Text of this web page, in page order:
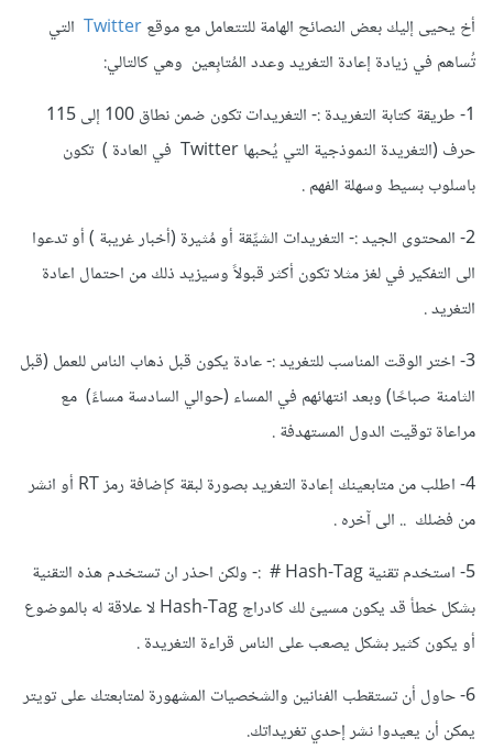
أخ يحيى إليك بعض النصائح الهامة للتتعامل مع موقعTwitterالتي
تُساهم في زيادة إعادة التغريد وعدد المُتابِعين وهي كالتالي:
1- طريقة كتابة التغريدة :- التغريدات تكون ضمن نطاق 100 إلى 115
حرف (التغريدة النموذجية التي يُحبها Twitter في العادة ) تكون
باسلوب بسيط وسهلة الفهم .
2- المحتوى الجيد :- التغريدات الشيِّقة أو مُثيرة (أخبار غريبة ) أو تدعوا
الى التفكير في لغز مثلا تكون أكثر قبولاً وسيزيد ذلك من احتمال اعادة
التغريد .
3- اختر الوقت المناسب للتغريد :- عادة يكون قبل ذهاب الناس للعمل (قبل
الثامنة صباحًا) وبعد انتهائهم في المساء (حوالي السادسة مساءً) مع
مراعاة توقيت الدول المستهدفة .
4- اطلب من متابعينك إعادة التغريد بصورة لبقة كإضافة رمز RT أو انشر
من فضلك .. الى آخره .
5- استخدم تقنية Hash-Tag # :- ولكن احذر ان تستخدم هذه التقنية
بشكل خطأ قد يكون مسيئ لك كادراج
Hash-Tag لا علاقة له بالموضوع
أو يكون كثير بشكل يصعب على الناس قراءة التغريدة .
6- حاول أن تستقطب الفنانين والشخصيات المشهورة لمتابعتك على تويتر
يمكن أن يعيدوا نشر إحدي تغريداتك.